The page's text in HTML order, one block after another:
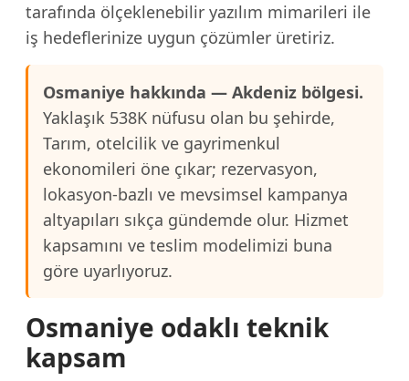
tarafında ölçeklenebilir yazılım mimarileri ile
iş hedeflerinize uygun çözümler üretiriz.
Osmaniye hakkında — Akdeniz bölgesi.
Yaklaşık 538K nüfusu olan bu şehirde,
Tarım, otelcilik ve gayrimenkul
ekonomileri öne çıkar; rezervasyon,
lokasyon-bazlı ve mevsimsel kampanya
altyapıları sıkça gündemde olur. Hizmet
kapsamını ve teslim modelimizi buna
göre uyarlıyoruz.
Osmaniye odaklı teknik
kapsam